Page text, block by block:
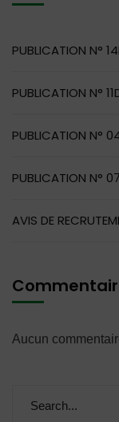
PUBLICATION N°
PUBLICATION N°
PUBLICATION N°
PUBLICATION N°
AVIS DE
Aucun